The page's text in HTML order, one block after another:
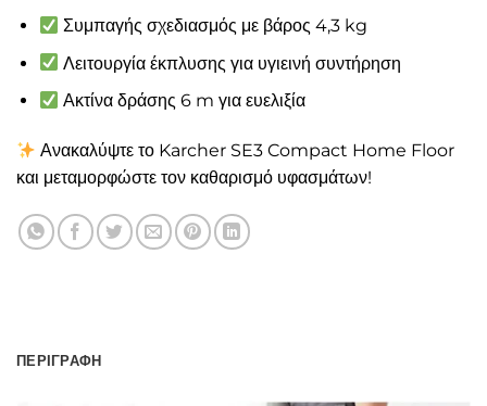
Συμπαγής σχεδιασμός με βάρος 4,3 kg
Λειτουργία έκπλυσης για υγιεινή συντήρηση
Ακτίνα δράσης 6 m για ευελιξία
Ανακαλύψτε το Karcher SE3 Compact Home Floor
και μεταμορφώστε τον καθαρισμό υφασμάτων!
ΠΕΡΙΓΡΑΦΉ